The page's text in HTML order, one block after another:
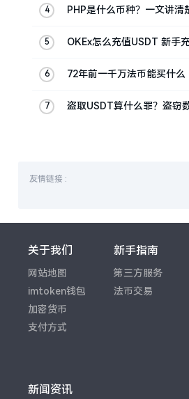
PHP是什么币种？一文讲清
OKEx怎么充值USDT 新手
72年前一千万法币能买什么
盗取USDT算什么罪？盗窃
友情链接 :
关于我们
网站地图
imtoken钱包
加密货币
支付方式
新手指南
第三方服务
法币交易
新闻资讯